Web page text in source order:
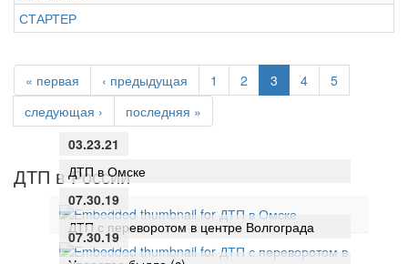
СТАРТЕР
« первая ‹ предыдущая 1 2 3 4
5
следующая ›
последняя »
ДТП в России
03.23.21
ДТП в Омске
07.30.19
ДТП с переворотом в центре Волгограда
07.30.19